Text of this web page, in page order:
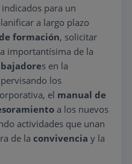
para un
a largo plazo
formación, solicitar
importantísima de la
s en la
los
el manual de
a los nuevos
actividades que unan
de la convivencia y la